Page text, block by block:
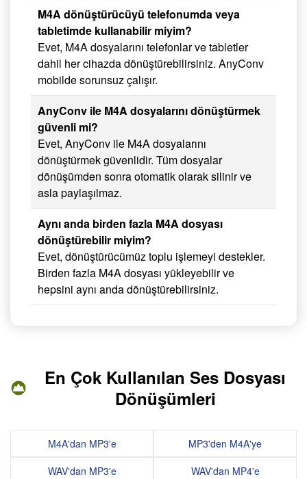
M4A dönüştürücüyü telefonumda veya
tabletimde kullanabilir miyim?
Evet, M4A dosyalarını telefonlar ve tabletler
dahil her cihazda dönüştürebilirsiniz. AnyConv
mobilde sorunsuz çalışır.
AnyConv ile M4A dosyalarını dönüştürmek
güvenli mi?
Evet, AnyConv ile M4A dosyalarını
dönüştürmek güvenlidir. Tüm dosyalar
dönüşümden sonra otomatik olarak silinir ve
asla paylaşılmaz.
Aynı anda birden fazla M4A dosyası
dönüştürebilir miyim?
Evet, dönüştürücümüz toplu işlemeyi destekler.
Birden fazla M4A dosyası yükleyebilir ve
hepsini aynı anda dönüştürebilirsiniz.
En Çok Kullanılan Ses Dosyası
Dönüşümleri
M4A'dan MP3'e
WAV'dan MP3'e
MP3'den M4A'ye
WAV'dan MP4'e